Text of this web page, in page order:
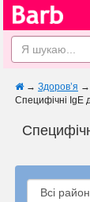
→ Здоров’я →
Специфічні IgE